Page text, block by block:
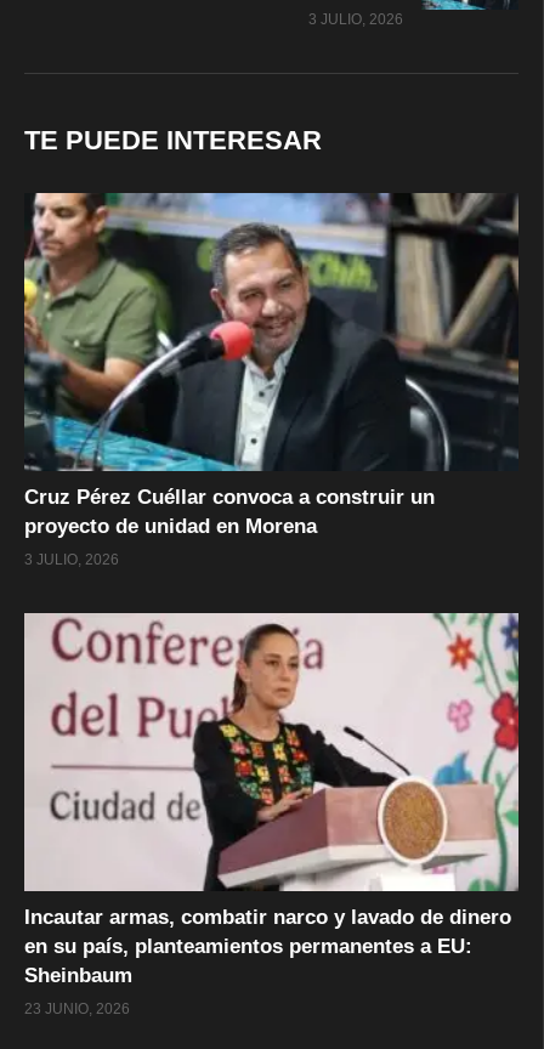
3 JULIO, 2026
TE PUEDE INTERESAR
Cruz Pérez Cuéllar convoca a construir un
proyecto de unidad en Morena
3 JULIO, 2026
Incautar armas, combatir narco y lavado de dinero
en su país, planteamientos permanentes a EU:
Sheinbaum
23 JUNIO, 2026